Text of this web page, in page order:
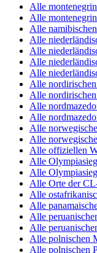
Alle
Alle
Alle
Alle
Alle
Alle
Alle
Alle
Alle
Alle
Alle
Alle
Alle
Alle offiziellen
Alle
Alle
Alle Orte der
Alle
Alle
Alle
Alle
Alle polnischen
Alle polnischen